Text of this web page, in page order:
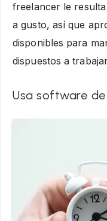
freelancer le
a gusto, así que
disponibles para
dispuestos a
Usa software